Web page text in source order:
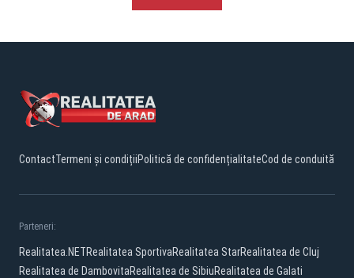
ContactTermeni și condițiiPolitică de confidențialitateCod de conduită
Parteneri:
Realitatea.NETRealitatea SportivaRealitatea StarRealitatea de Cluj
Realitatea de DambovitaRealitatea de SibiuRealitatea de Galati